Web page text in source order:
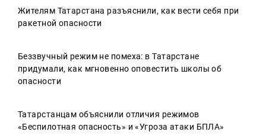
Жителям Татарстана разъяснили, как вести себя при
ракетной опасности
Беззвучный режим не помеха: в Татарстане
придумали, как мгновенно оповестить школы об
опасности
Татарстанцам объяснили отличия режимов
«Беспилотная опасность» и «Угроза атаки БПЛА»